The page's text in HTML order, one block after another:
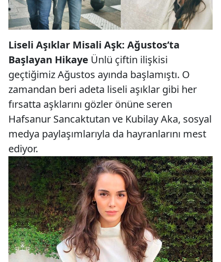
Liseli Aşıklar Misali Aşk: Ağustos’ta
Başlayan Hikaye Ünlü çiftin ilişkisi
geçtiğimiz Ağustos ayında başlamıştı. O
zamandan beri adeta liseli aşıklar gibi her
fırsatta aşklarını gözler önüne seren
Hafsanur Sancaktutan ve Kubilay Aka, sosyal
medya paylaşımlarıyla da hayranlarını mest
ediyor.